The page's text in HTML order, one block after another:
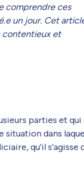
comprendre ces
un jour. Cet
contentieux et
parties et qui
situation dans
qu’il s’agisse